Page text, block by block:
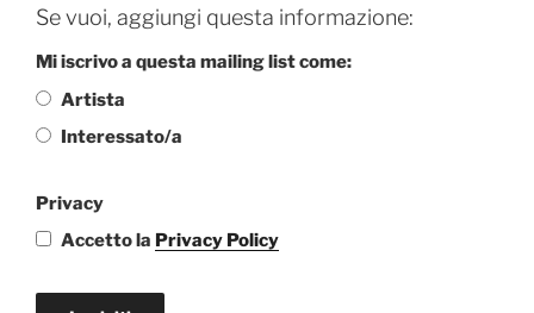
Se vuoi, aggiungi questa informazione:
Mi iscrivo a questa mailing list come:
Artista
Interessato/a
Privacy
Accetto la Privacy Policy